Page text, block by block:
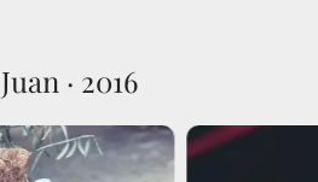
· 2016